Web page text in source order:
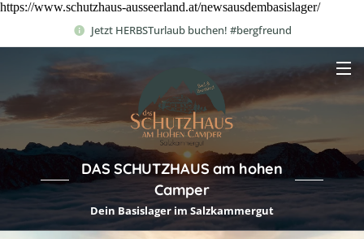
https://www.schutzhaus-ausseerland.at/newsausdembasislager/
Jetzt HERBSTurlaub buchen! #bergfreund
DAS SCHUTZHAUS am hohen
Camper
Dein Basislager im Salzkammergut